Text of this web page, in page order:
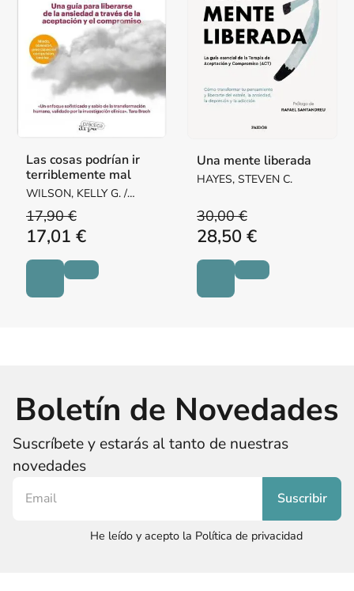
Las cosas podrían ir
terriblemente mal
WILSON, KELLY G. /
DUFRENE, TROY
17,90 €
17,01 €
Una mente liberada
HAYES, STEVEN C.
30,00 €
28,50 €
Boletín de Novedades
Suscríbete y estarás al tanto de nuestras
novedades
He leído y acepto la Política de privacidad